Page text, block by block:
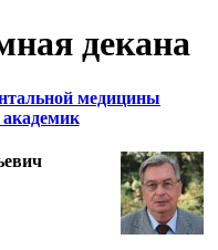
декана
медицины
академик